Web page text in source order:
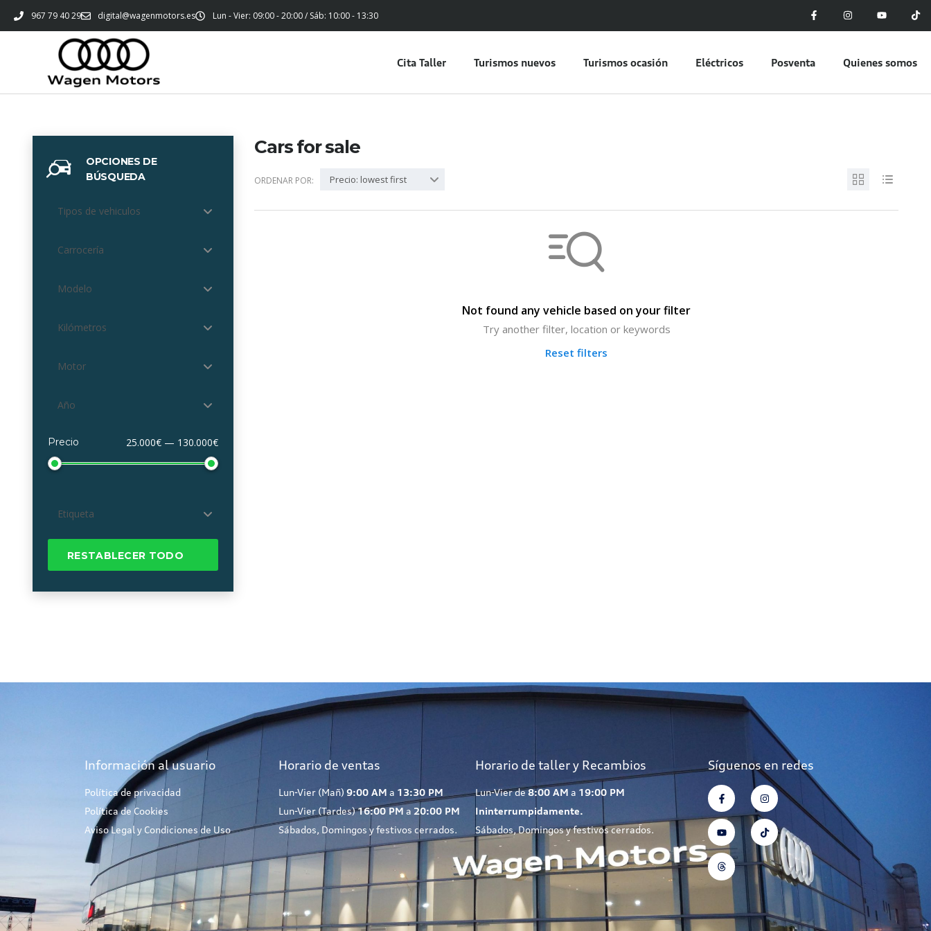
967 79 40 29 digital@wagenmotors.es Lun - Vier: 09:00 - 20:00 / Sáb: 10:00 - 13:30
Cita Taller Turismos nuevos Turismos ocasión Eléctricos Posventa Quienes somos
OPCIONES DE
BÚSQUEDA
Tipos de vehiculos
Carrocería
Modelo
Kilómetros
Motor
Año
Precio 25.000€ — 130.000€
Etiqueta
RESTABLECER TODO
Cars for sale
ORDENAR POR: Precio: lowest first
Not found any vehicle based on your filter
Try another filter, location or keywords
Reset filters
Información al usuario
Política de privacidad
Política de Cookies
Aviso Legal y Condiciones de Uso
Horario de ventas
Lun-Vier (Mañ) 9:00 AM a 13:30 PM
Lun-Vier (Tardes)16:00 PM a 20:00 PM
Sábados, Domingos y festivos cerrados.
Horario de taller y Recambios
Lun-Vier de8:00 AM a 19:00 PM
Ininterrumpidamente.
Sábados, Domingos y festivos cerrados.
Síguenos en redes